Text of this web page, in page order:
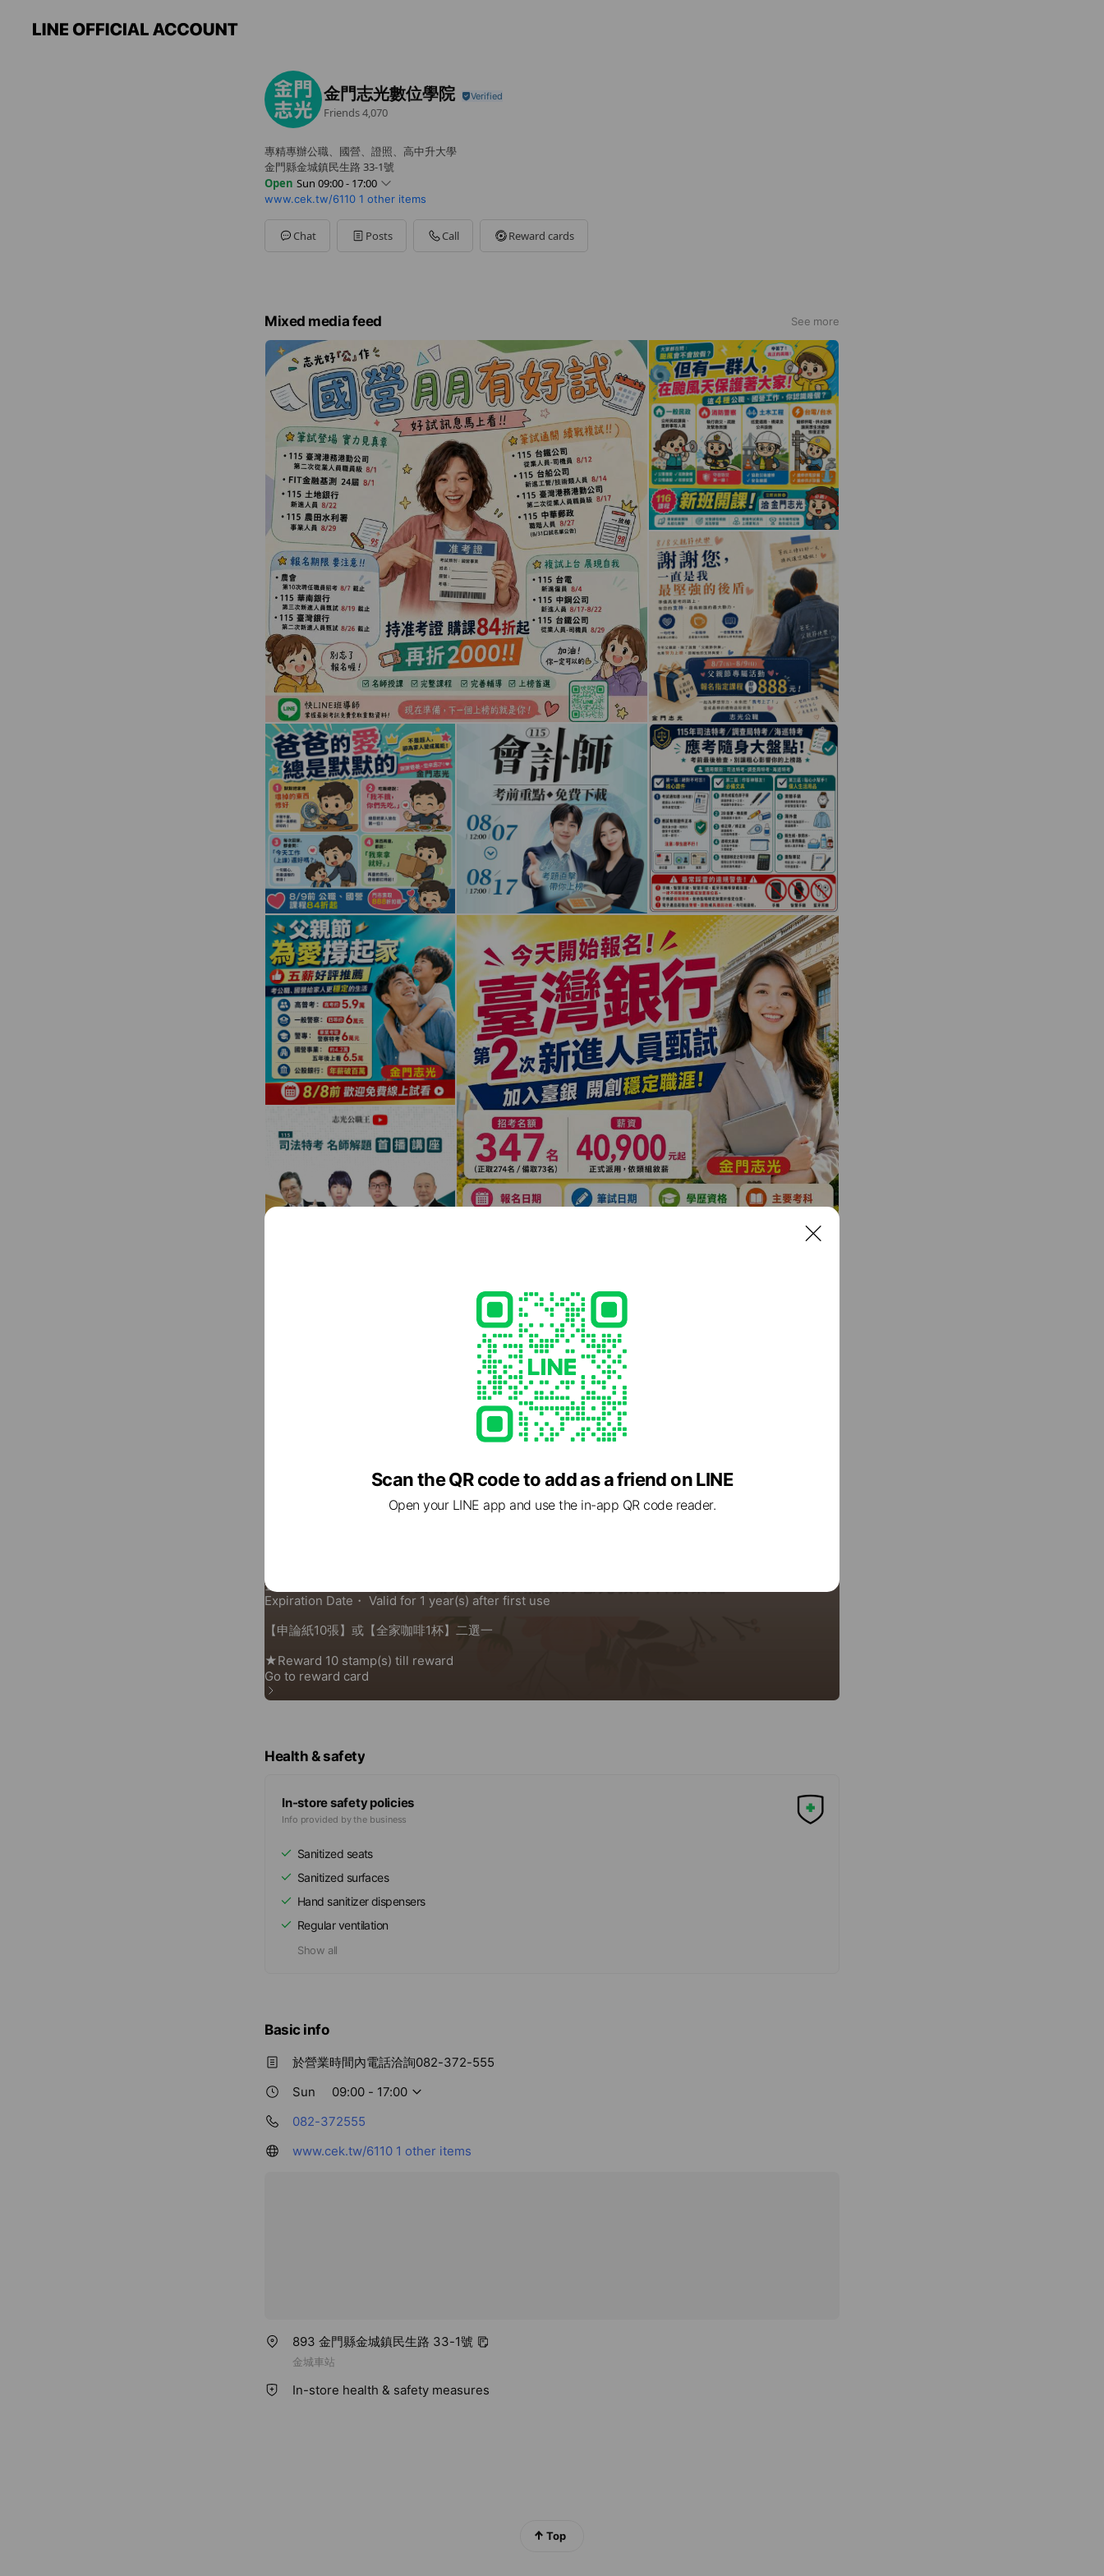
金門志光數位學院
Friends4,070
專精專辦公職、國營、證照、高中升大學
金門縣金城鎮民生路 33-1號
Open Sun 09:00 - 17:00
Sun09:00 - 17:00
Tue12:00 - 21:00
www.cek.tw/6110 1 other items
Chat Posts Call Reward cards
Mixed media feed See more
志光數位學院-金門分校-公職,高中升大學補習班 地址： 89345金門縣金城鎮民生路33-1號(土地銀行對
面) 電話： 082-372-555 營業時間: 週一公休 週二-週五12:00~21:30 週六09:00~19:00 週日
Health & safety
In-store safety policies
Info provided by the business
Sanitized seats
Sanitized surfaces
Hand sanitizer dispensers
Regular ventilation
Show all
Basic info
於營業時間內電話洽詢082-372-555
Sun
09:00 - 17:00
082-372555
www.cek.tw/6110 1 other items
893 金門縣金城鎮民生路 33-1號
金城車站
In-store health & safety measures
Top
Scan the QR code to add as a friend on LINE
Open your LINE app and use the in-app QR code reader.